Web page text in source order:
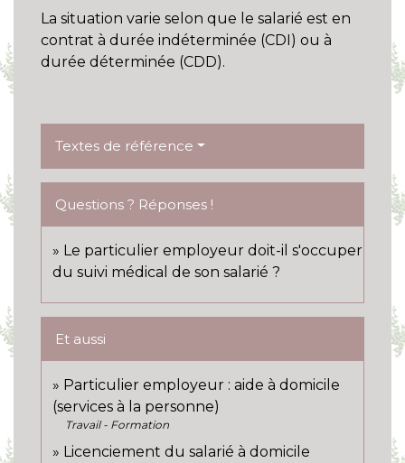
La situation varie selon que le salarié est en
contrat à durée indéterminée (CDI) ou à
durée déterminée (CDD).
Textes de référence
Questions ? Réponses !
Le particulier employeur doit-il s'occuper
du suivi médical de son salarié ?
Et aussi
Particulier employeur : aide à domicile
(services à la personne)
Travail - Formation
Licenciement du salarié à domicile